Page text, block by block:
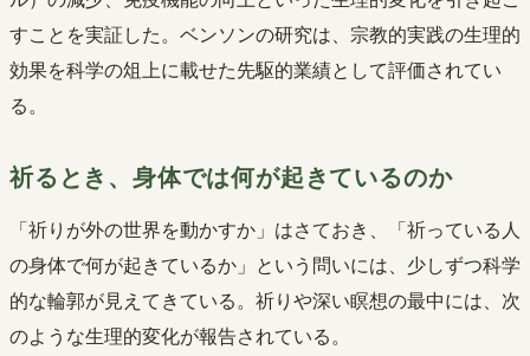
すことを実証した。ベンソンの研究は、宗教的実践の生理的
効果を科学の俎上に載せた先駆的業績として評価されてい
る。
祈るとき、身体では何が起きているのか
「祈りが外の世界を動かすか」はさておき、「祈っている人
の身体で何が起きているか」という問いには、少しずつ科学
的な輪郭が見えてきている。祈りや深い瞑想の最中には、次
のような生理的変化が報告されている。